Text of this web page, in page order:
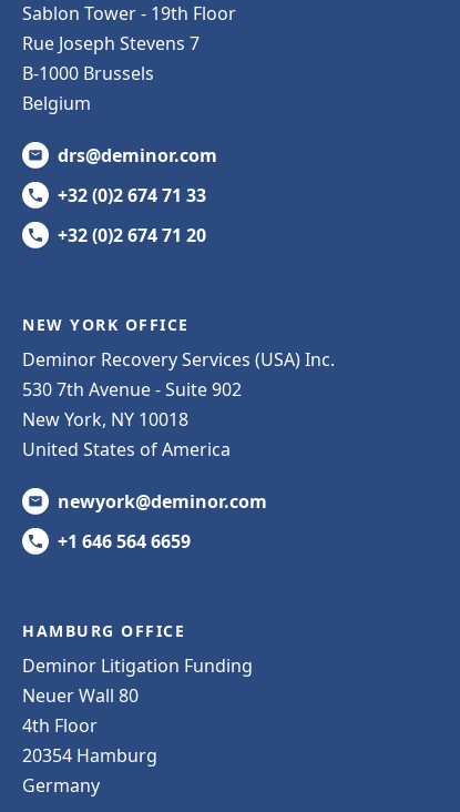
Sablon Tower - 19th Floor
Rue Joseph Stevens 7
B-1000 Brussels
Belgium
drs@deminor.com
+32 (0)2 674 71 33
+32 (0)2 674 71 20
NEW YORK OFFICE
Deminor Recovery Services (USA) Inc.
530 7th Avenue - Suite 902
New York, NY 10018
United States of America
newyork@deminor.com
+1 646 564 6659
HAMBURG OFFICE
Deminor Litigation Funding
Neuer Wall 80
4th Floor
20354 Hamburg
Germany